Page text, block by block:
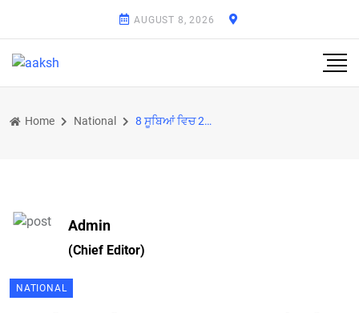
AUGUST 8, 2026
Home National 8 ਸੂਬਿਆਂ ਵਿਚ 29 ਹਵਾਈ ਅੱਡੇ ਬੰਦ
Admin
(Chief Editor)
NATIONAL